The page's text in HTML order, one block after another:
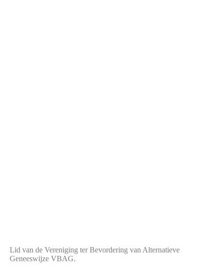
Lid van de Vereniging ter Bevordering van Alternatieve
Geneeswijze VBAG.